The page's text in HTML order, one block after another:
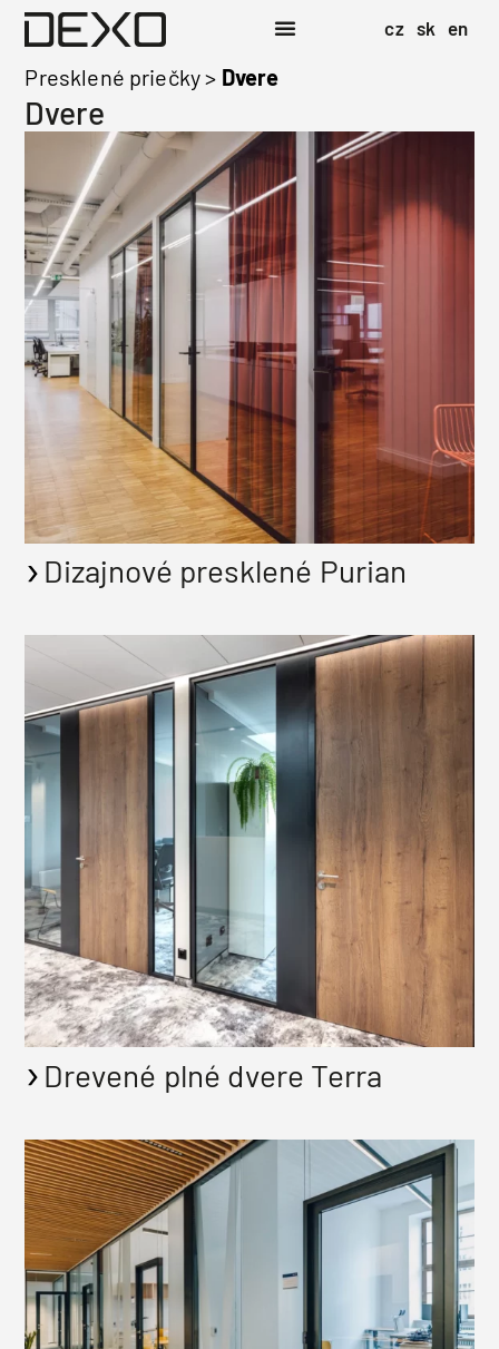
cz sk en
Presklené priečky> Dvere
Dvere
Dizajnové presklené Purian
Drevené plné dvere Terra